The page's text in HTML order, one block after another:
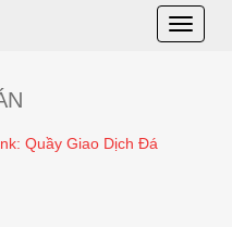
Toggle
Quầy Giao Dịch Đá